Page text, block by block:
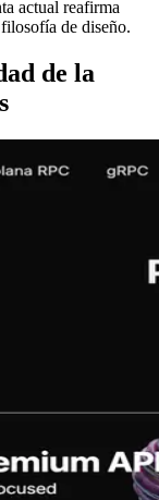
actual reafirma
de diseño.
de la